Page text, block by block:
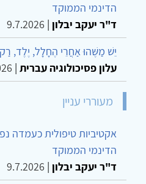
הדינמי הממוקד
ד"ר יעקב יבלון |
9.7.2026
יֵשׁ מַשֶּׁהוּ אַחֲרֵי הֶחָלָל, יֶלֶד,
עלון פסיכולוגיה עברית |
מעוררי עניין
אקטיביות טיפולית כעמדה
הדינמי הממוקד
ד"ר יעקב יבלון |
9.7.2026